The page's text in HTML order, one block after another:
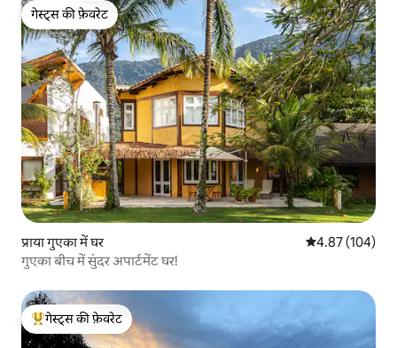
गेस्ट्स की फ़ेवरेट
गेस्ट्स की फ़ेवरेट
प्राया गुएका में घर औसत रेटिंग 5 में से
4.87 (104)
गुएका बीच में सुंदर अपार्टमेंट घर!
गेस्ट्स का टॉप फ़ेवरेट
गेस्ट्स की फ़ेवरेट